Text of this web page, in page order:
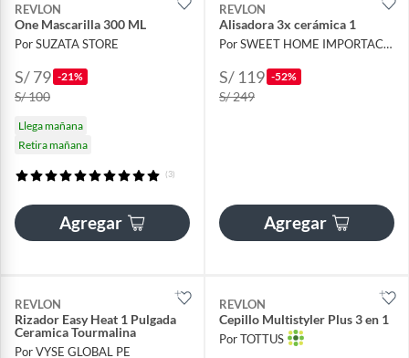
REVLON
One Mascarilla 300 ML
Por SUZATA STORE
S/ 79 -21%
S/ 100
Llega mañana
Retira mañana
(3)
Agregar
REVLON
Alisadora 3x cerámica 1
Por SWEET HOME IMPORTACIONES
S/ 119 -52%
S/ 249
Agregar
REVLON
Rizador Easy Heat 1 Pulgada
Ceramica Tourmalina
Por VYSE GLOBAL PE
REVLON
Cepillo Multistyler Plus 3 en 1
Por TOTTUS